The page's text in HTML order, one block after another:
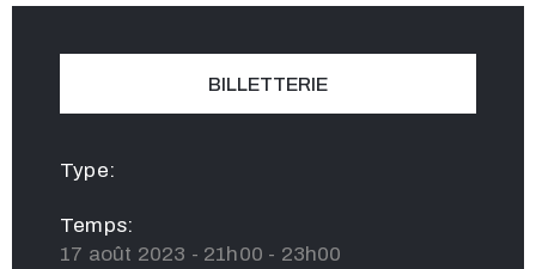
BILLETTERIE
Type:
Temps:
17 août 2023 - 21h00 - 23h00